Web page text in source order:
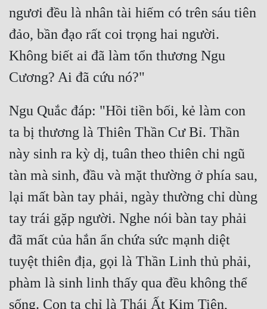
ngươi đều là nhân tài hiếm có trên sáu tiên
đảo, bần đạo rất coi trọng hai người.
Không biết ai đã làm tổn thương Ngu
Ngu Quắc đáp: "Hồi tiền bối, kẻ làm con
ta bị thương là Thiên Thần Cư Bỉ. Thần
này sinh ra kỳ dị, tuân theo thiên chi ngũ
tàn mà sinh, đầu và mặt thường ở phía sau,
lại mất bàn tay phải, ngày thường chỉ dùng
tay trái gặp người. Nghe nói bàn tay phải
đã mất của hắn ẩn chứa sức mạnh diệt
tuyệt thiên địa, gọi là Thần Linh thủ phải,
phàm là sinh linh thấy qua đều không thể
sống. Con ta chỉ là Thái Ất Kim Tiên,